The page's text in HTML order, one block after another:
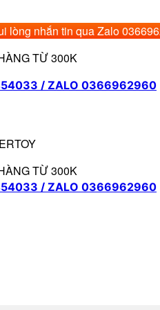
lòng nhắn tin qua Zalo
TỪ 300K
/ ZALO 0366962960
TỪ 300K
/ ZALO 0366962960